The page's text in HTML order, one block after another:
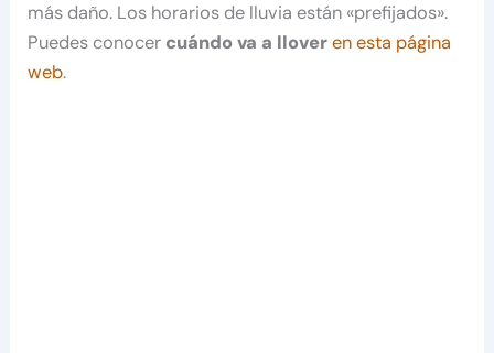
más daño. Los horarios de lluvia están «prefijados».
Puedes conocer cuándo va a llover en esta página
web.